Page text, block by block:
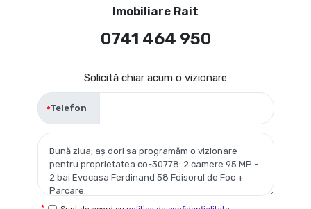
Imobiliare Rait
0741 464 950
Solicită chiar acum o vizionare
Telefon